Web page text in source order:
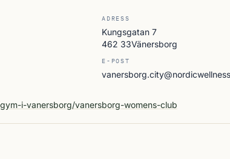
ADRESS
Kungsgatan 7
462 33Vänersborg
E-POST
i-vanersborg/vanersborg-womens-club